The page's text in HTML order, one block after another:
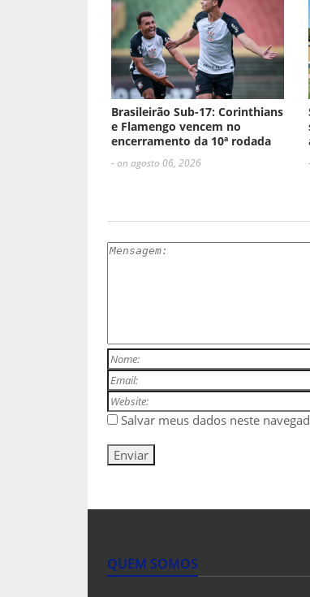
Brasileirão Sub-17: Corinthians
e Flamengo vencem no
encerramento da 10ª rodada
- on agosto 06, 2026
Salvar meus dados neste
QUEM SOMOS